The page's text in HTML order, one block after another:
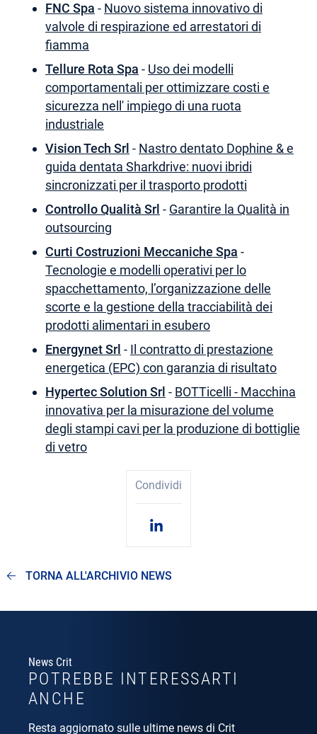
FNC Spa - Nuovo sistema innovativo di
valvole di respirazione ed arrestatori di
fiamma
Tellure Rota Spa - Uso dei modelli
comportamentali per ottimizzare costi e
sicurezza nell' impiego di una ruota
industriale
Vision Tech Srl - Nastro dentato Dophine & e
guida dentata Sharkdrive: nuovi ibridi
sincronizzati per il trasporto prodotti
Controllo Qualità Srl - Garantire la Qualità in
outsourcing
Curti Costruzioni Meccaniche Spa -
Tecnologie e modelli operativi per lo
spacchettamento, l’organizzazione delle
scorte e la gestione della tracciabilità dei
prodotti alimentari in esubero
Energynet Srl - Il contratto di prestazione
energetica (EPC) con garanzia di risultato
Hypertec Solution Srl - BOTTicelli - Macchina
innovativa per la misurazione del volume
degli stampi cavi per la produzione di bottiglie
di vetro
Condividi
TORNA ALL'ARCHIVIO NEWS
News Crit
POTREBBE INTERESSARTI
ANCHE
Resta aggiornato sulle ultime news di Crit